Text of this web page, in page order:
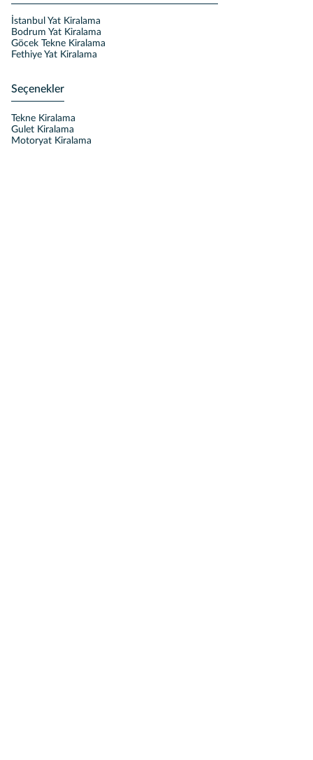
İstanbul Yat Kiralama
Bodrum Yat Kiralama
Göcek Tekne Kiralama
Fethiye Yat Kiralama
Seçenekler
Tekne Kiralama
Gulet Kiralama
Motoryat Kiralama